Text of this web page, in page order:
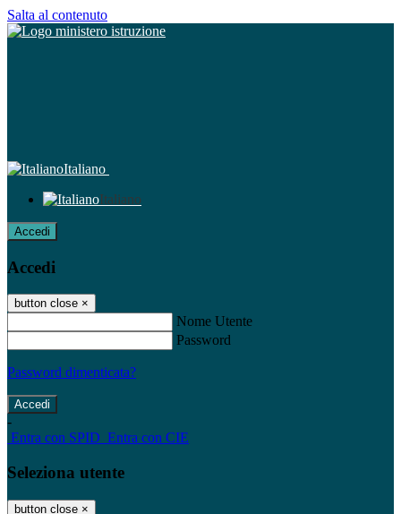
Salta al contenuto
Italiano
Italiano
Accedi
Accedi
button close ×
Nome Utente
Password
Password dimenticata?
-
Entra con SPID Entra con CIE
Seleziona utente
button close ×